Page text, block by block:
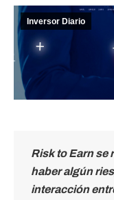
Inversor Diario
Risk to Earn se
haber algún
interacción